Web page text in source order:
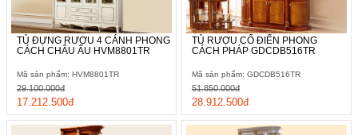
TỦ ĐỰNG RƯỢU 4 CÁNH PHONG
CÁCH CHÂU ÂU HVM8801TR
Mã sản phẩm: HVM8801TR
17.212.500đ
29.100.000đ
TỦ RƯỢU CỔ ĐIỂN PHONG
CÁCH PHÁP GDCDB516TR
Mã sản phẩm: GDCDB516TR
28.912.500đ
51.850.000đ